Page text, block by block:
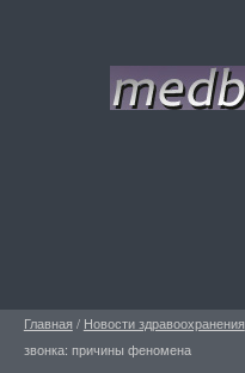
Главная / Новости здравоохранения
звонка: причины феномена